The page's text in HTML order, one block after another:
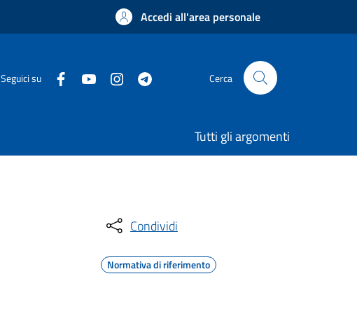
Accedi all'area personale
Seguici su Cerca
Tutti gli argomenti
Condividi
Normativa di riferimento